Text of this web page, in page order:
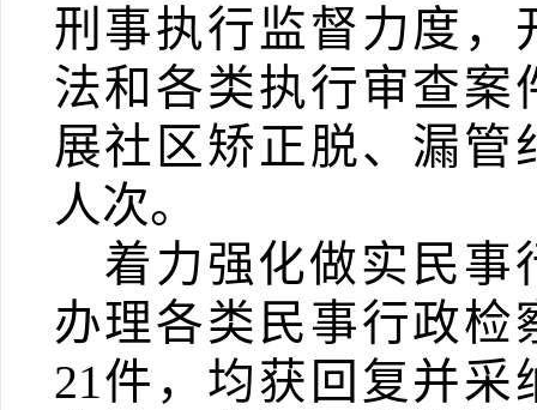
刑事执行监督力度，
法和各类执行审查案
展社区矫正脱、漏管
人次。
着力强化做实民事
办理各类民事行政检
21件，均获回复并采